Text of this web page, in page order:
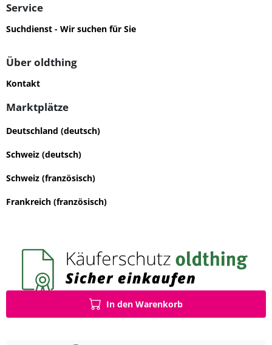
In den Warenkorb
Service
Suchdienst - Wir suchen für Sie
Über oldthing
Kontakt
Marktplätze
Deutschland (deutsch)
Schweiz (deutsch)
Schweiz (französisch)
Frankreich (französisch)